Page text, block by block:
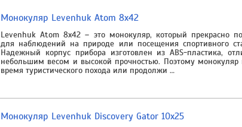
Монокуляр Levenhuk Atom 8x42
Levenhuk Atom 8x42 – это монокуляр, который прекрасно
для наблюдений на природе или посещения спортивного
Надежный корпус прибора изготовлен из ABS-пластика,
небольшим весом и высокой прочностью. Поэтому монокуляр
время туристического похода или продолжи …
Монокуляр Levenhuk Discovery Gator 10x25